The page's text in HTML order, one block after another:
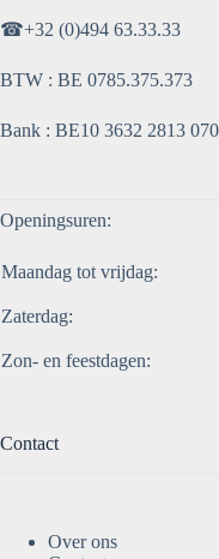
☎+32 (0)494 63.33.33
BTW : BE 0785.375.373
Bank : BE10 3632 2813
Openingsuren:
Maandag tot vrijdag:
Zaterdag:
Zon- en feestdagen:
Contact
Over ons